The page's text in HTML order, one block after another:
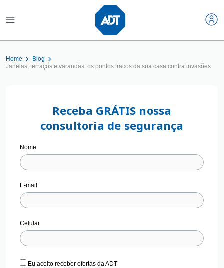
Home
Blog
Janelas, terraços e varandas: os pontos fracos da sua casa contra invasões
Receba GRÁTIS nossa
consultoria de segurança
Nome
E-mail
Celular
Eu aceito receber ofertas da ADT